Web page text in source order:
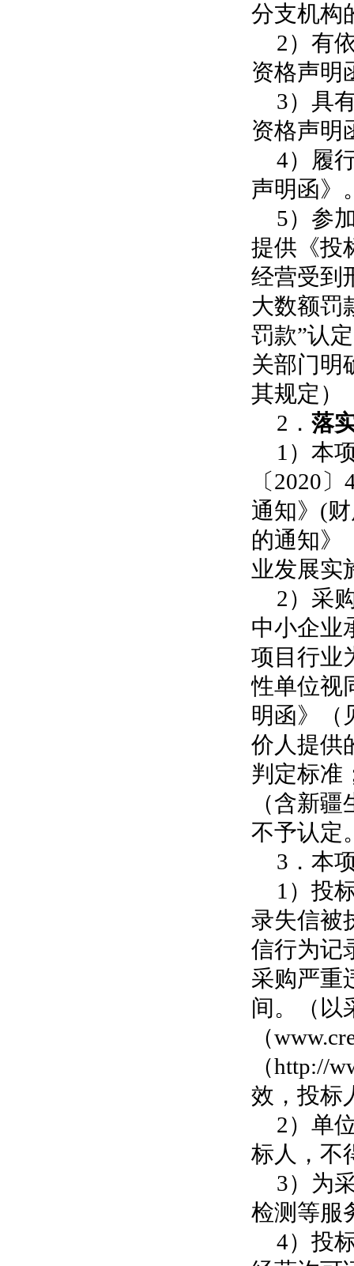
分支机构
2）有
资格声明
3）具
资格声明
4）履
声明函》
5）参
提供《投
经营受到
大数额罚
罚款”认
关部门明
其规定）
2． 落
1）本
〔2020
通知》(
的通知》
业发展实
2）采
中小企业
项目行业
性单位视
明函》（
价人提供
判定标准
（含新
不予认定
3．本
1）投
录失信被
信行为记
采购严重
间。（以
（
（http://
效，投标
2）单
标人，不
3）为
检测等服
4）投